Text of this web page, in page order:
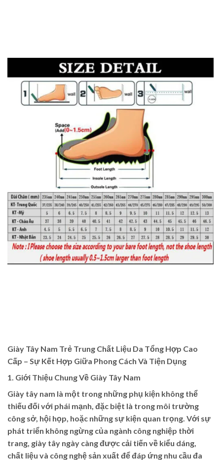
Giày Tây Nam Trẻ Trung Chất Liệu Da Tổng Hợp Cao
Cấp – Sự Kết Hợp Giữa Phong Cách Và Tiện Dụng
1. Giới Thiệu Chung Về Giày Tây Nam
Giày tây nam là một trong những phụ kiện không thể
thiếu đối với phái mạnh, đặc biệt là trong môi trường
công sở, hội họp, hoặc những sự kiện quan trọng. Với sự
phát triển không ngừng của ngành công nghiệp thời
trang, giày tây ngày càng được cải tiến về kiểu dáng,
chất liệu và công nghệ sản xuất để đáp ứng nhu cầu đa